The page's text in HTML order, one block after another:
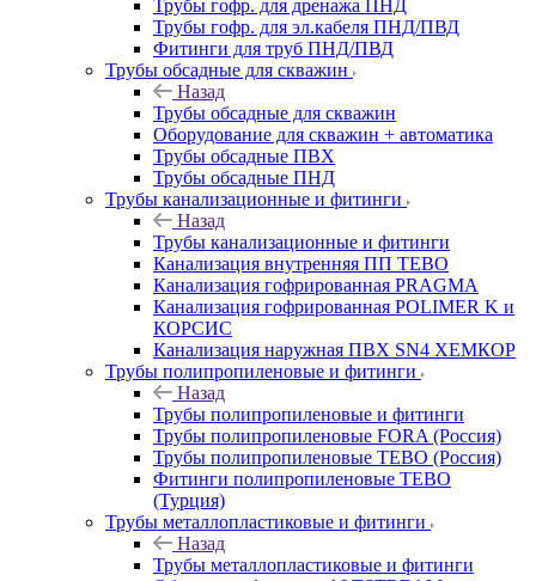
Трубы гофр. для дренажа ПНД
Трубы гофр. для эл.кабеля ПНД/ПВД
Фитинги для труб ПНД/ПВД
Трубы обсадные для скважин
Назад
Трубы обсадные для скважин
Оборудование для скважин + автоматика
Трубы обсадные ПВХ
Трубы обсадные ПНД
Трубы канализационные и фитинги
Назад
Трубы канализационные и фитинги
Канализация внутренняя ПП TEBO
Канализация гофрированная PRAGMA
Канализация гофрированная POLIMER K и
КОРСИС
Канализация наружная ПВХ SN4 ХЕМКОР
Трубы полипропиленовые и фитинги
Назад
Трубы полипропиленовые и фитинги
Трубы полипропиленовые FORA (Россия)
Трубы полипропиленовые TEBO (Россия)
Фитинги полипропиленовые TEBO
(Турция)
Трубы металлопластиковые и фитинги
Назад
Трубы металлопластиковые и фитинги